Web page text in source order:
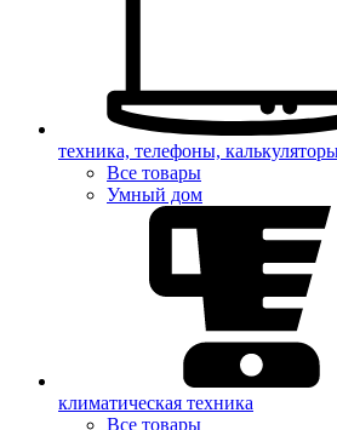
техника, телефоны,
Все товары
Умный дом
климатическая техника
Все товары